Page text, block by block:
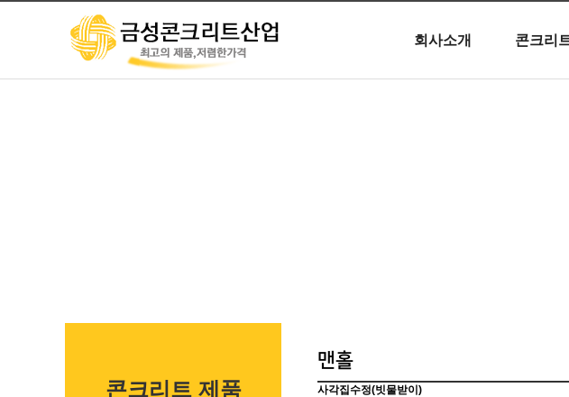
회사소개 콘크리
콘크리트 제품
맨홀
사각집수정(빗물받이)